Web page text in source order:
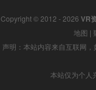
Copyright © 2012 - 2026 VR
地图 |
声明：本站内容来自互联网
本站仅为个人